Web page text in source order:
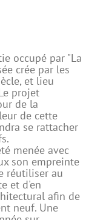
occupé par "La
crée par les
et lieu
projet
de la
de cette
se rattacher
menée avec
son empreinte
réutiliser au
et d'en
afin de
neuf. Une